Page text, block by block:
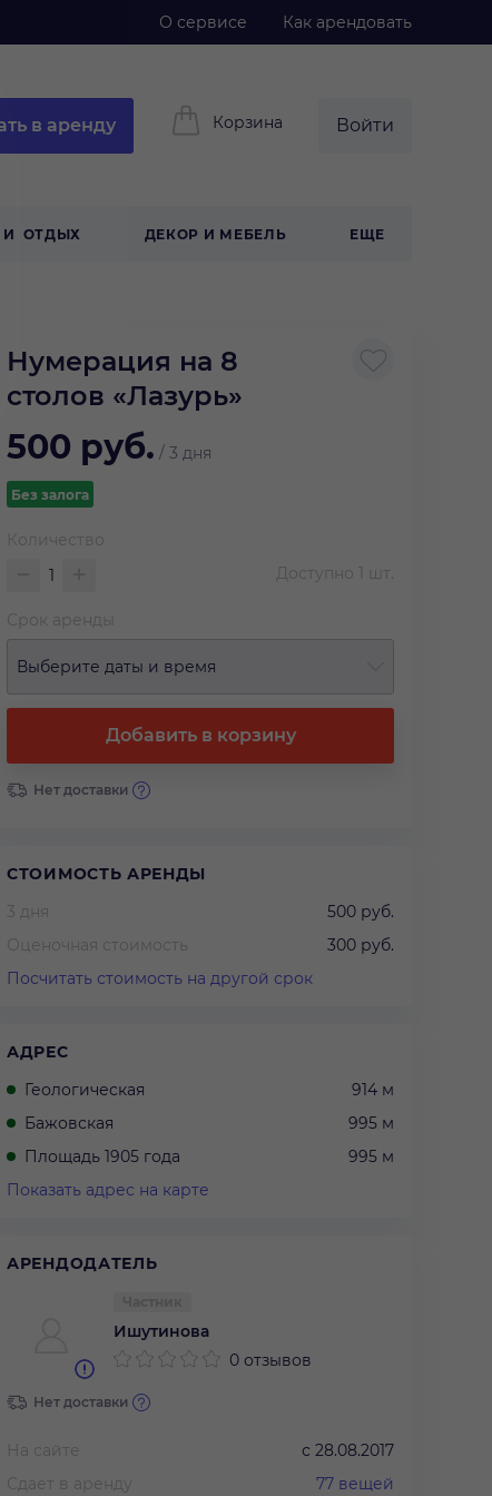
О сервисе Как арендовать
в аренду Корзина Войти
И ОТДЫХ ДЕКОР И МЕБЕЛЬ ЕЩЕ
Нумерация на 8
столов «Лазурь»
500 руб. / 3 дня
Без залога
Количество
Доступно 1 шт.
Срок аренды
Выберите даты и время
Добавить в корзину
Нет доставки
СТОИМОСТЬ АРЕНДЫ
3 дня
500 руб.
Оценочная стоимость
300 руб.
Посчитать стоимость на другой срок
АДРЕС
Геологическая
914 м
Бажовская
995 м
Площадь 1905 года
995 м
Показать адрес на карте
АРЕНДОДАТЕЛЬ
Ишутинова
0 отзывов
Нет доставки
На сайте с 28.08.2017
Сдает в аренду
77 вещей